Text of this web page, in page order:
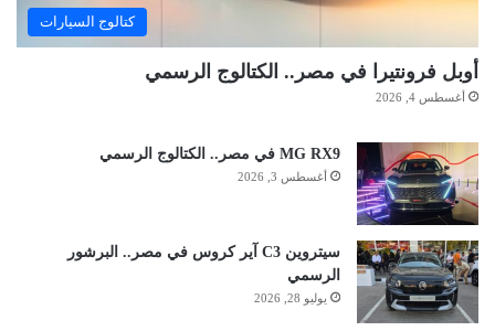
كتالوج السيارات
أوبل فرونتيرا في مصر.. الكتالوج الرسمي
أغسطس 4, 2026
MG RX9 في مصر.. الكتالوج الرسمي
أغسطس 3, 2026
سيتروين C3 آير كروس في مصر.. البرشور
الرسمي
يوليو 28, 2026